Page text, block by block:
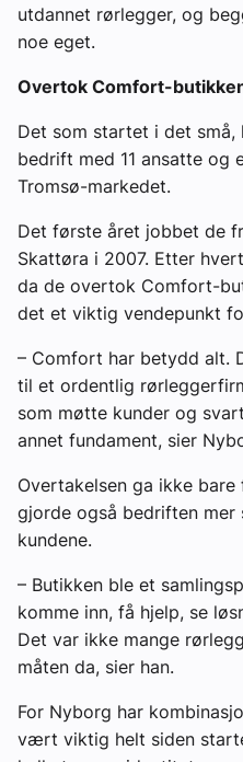
utdannet rørlegger, og
noe eget.
Overtok Comfort-
Det som startet i det
bedrift med 11 ansatte og
Tromsø-markedet.
Det første året jobbet de
Skattøra i 2007. Etter
da de overtok Comfort-
det et viktig vendepunkt
– Comfort har betydd alt.
til et ordentlig
som møtte kunder og
annet fundament, sier
Overtakelsen ga ikke
gjorde også bedriften
kundene.
– Butikken ble et
komme inn, få hjelp, se
Det var ikke mange
måten da, sier han.
For Nyborg har
vært viktig helt siden